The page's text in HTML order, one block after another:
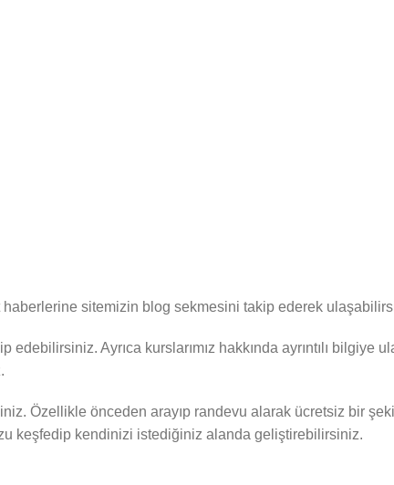
sitemizin blog sekmesini takip ederek
Ayrıca kurslarımız hakkında ayrıntılı bilgiye
Özellikle önceden arayıp randevu alarak ücretsiz bir
keşfedip kendinizi istediğiniz alanda geliştirebilirsiniz.